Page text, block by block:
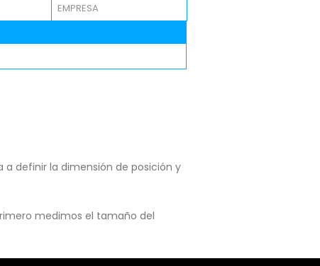
EMPRESA
a definir la dimensión de posición y
medimos el tamaño del